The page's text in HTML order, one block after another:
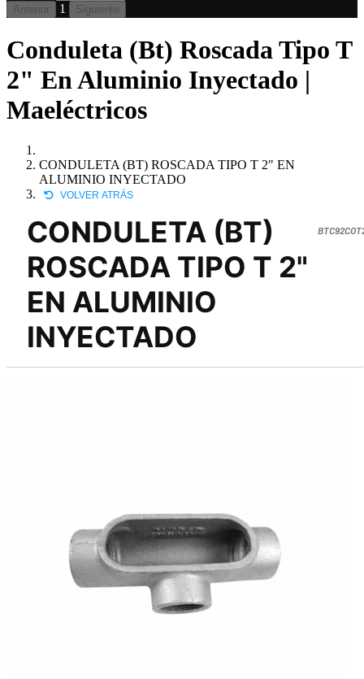
Anterior 1 Siguiente
Conduleta (Bt) Roscada Tipo T
2" En Aluminio Inyectado |
Maeléctricos
CONDULETA (BT) ROSCADA TIPO T 2" EN
ALUMINIO INYECTADO
VOLVER ATRÁS
CONDULETA (BT)
ROSCADA TIPO T 2"
EN ALUMINIO
INYECTADO